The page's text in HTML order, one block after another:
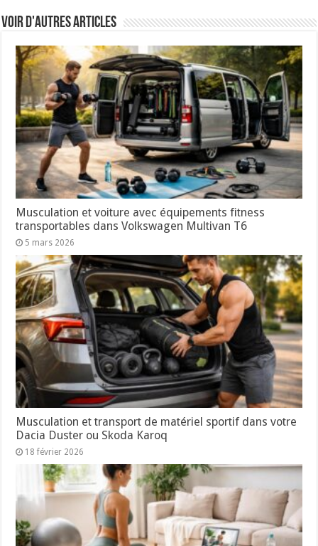
Voir d'autres articles
Musculation et voiture avec équipements fitness
transportables dans Volkswagen Multivan T6
5 mars 2026
Musculation et transport de matériel sportif dans votre
Dacia Duster ou Skoda Karoq
18 février 2026